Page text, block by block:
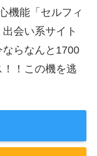
機能「セルフィ
会い系サイト
らなんと1700
！この機を逃